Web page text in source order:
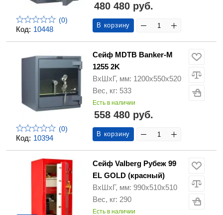
Код: 10448
(0)
480 480 руб.
В корзину
Код: 10394
(0)
Сейф MDTB Banker-M
1255 2K
ВхШхГ, мм: 1200х550х520
Вес, кг: 533
Есть в наличии
558 480 руб.
В корзину
Сейф Valberg Рубеж 99
EL GOLD (красный)
ВхШхГ, мм: 990х510х510
Вес, кг: 290
Есть в наличии